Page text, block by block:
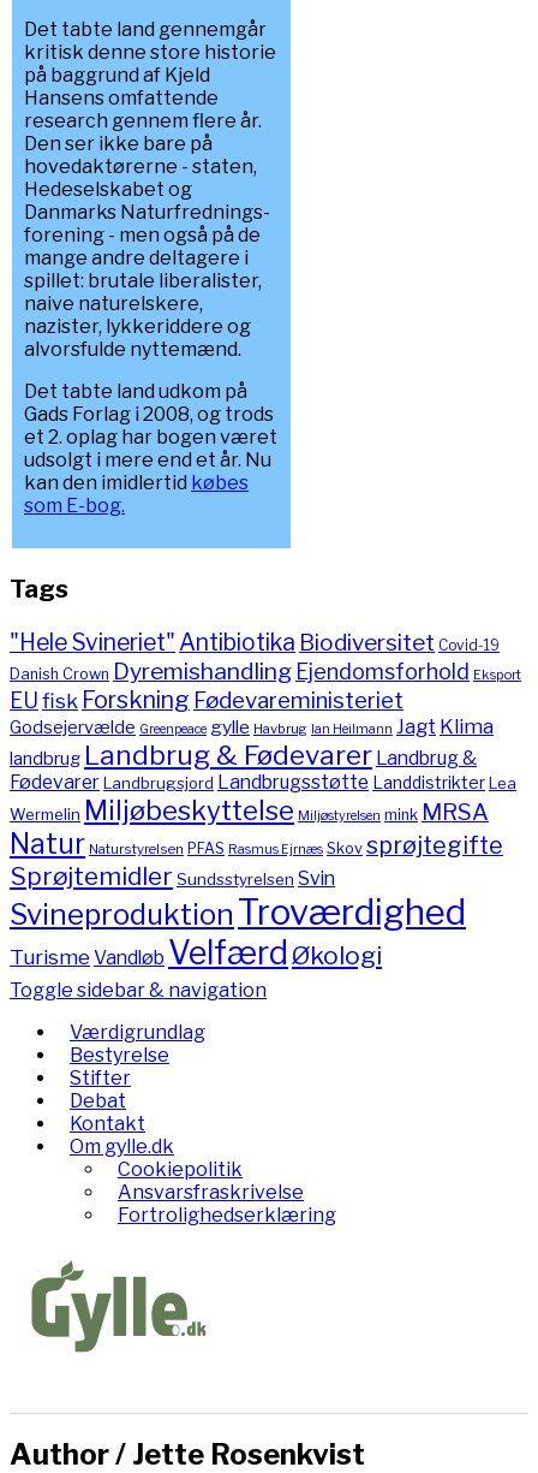
Det tabte land gennemgår
kritisk denne store historie
på baggrund af Kjeld
Hansens omfattende
research gennem flere år.
Den ser ikke bare på
hovedaktørerne - staten,
Hedeselskabet og
Danmarks Naturfrednings-
forening - men også på de
mange andre deltagere i
spillet: brutale liberalister,
naive naturelskere,
nazister, lykkeriddere og
alvorsfulde nyttemænd.
Det tabte land udkom på
Gads Forlag i 2008, og trods
et 2. oplag har bogen været
udsolgt i mere end et år. Nu
kan den imidlertid købes
som E-bog.
Tags
"Hele Svineriet" Antibiotika Biodiversitet Covid-19
Danish Crown Dyremishandling Ejendomsforhold Eksport
EUfisk Forskning Fødevareministeriet
Godsejervælde Greenpeace gylle Havbrug Ian Heilmann Jagt Klima
landbrug Landbrug & Fødevarer Landbrug &
FødevarerLandbrugsjord Landbrugsstøtte LanddistrikterLea
Wermelin Miljøbeskyttelse Miljøstyrelsen mink MRSA
Natur Naturstyrelsen PFAS Rasmus Ejrnæs Skov sprøjtegifte
Sprøjtemidler Sundsstyrelsen Svin
Svineproduktion Troværdighed
TurismeVandløb Velfærd Økologi
Toggle sidebar & navigation
Værdigrundlag
Bestyrelse
Stifter
Debat
Kontakt
Om gylle.dk
Cookiepolitik
Ansvarsfraskrivelse
Fortrolighedserklæring
Author / Jette Rosenkvist